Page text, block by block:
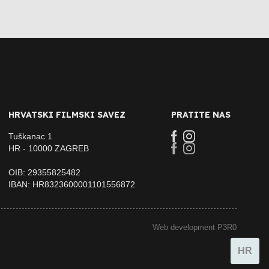
HRVATSKI FILMSKI SAVEZ
Tuškanac 1
HR - 10000 ZAGREB
OIB: 29355825482
IBAN: HR8323600001101556872
PRATITE NAS
Web development P3R0
HR